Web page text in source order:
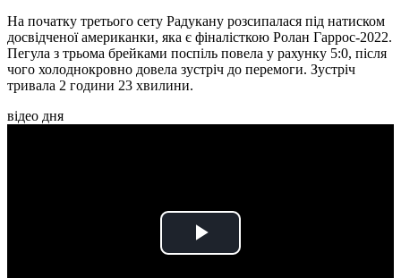
На початку третього сету Радукану розсипалася під натиском
досвідченої американки, яка є фіналісткою Ролан Гаррос-2022.
Пегула з трьома брейками поспіль повела у рахунку 5:0, після
чого холоднокровно довела зустріч до перемоги. Зустріч
тривала 2 години 23 хвилини.
відео дня
Play